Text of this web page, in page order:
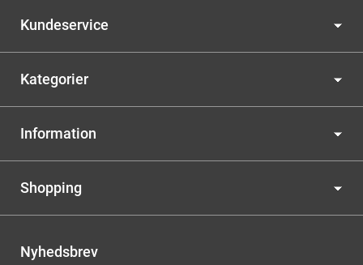
Kundeservice
Kategorier
Information
Shopping
Nyhedsbrev